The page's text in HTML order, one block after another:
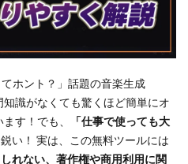
ホント？」話題の音楽生成
知識がなくても驚くほど簡単にオ
す！でも、
「仕事で使っても大
い！ 実は、この無料ツールには
れない、著作権や商用利用に関